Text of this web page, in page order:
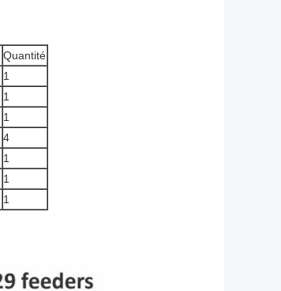
Quantité
1
1
1
4
1
1
1